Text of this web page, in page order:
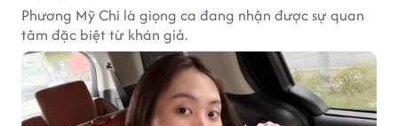
Phương Mỹ Chi là giọng ca đang nhận được sự quan
tâm đặc biệt từ khán giả.